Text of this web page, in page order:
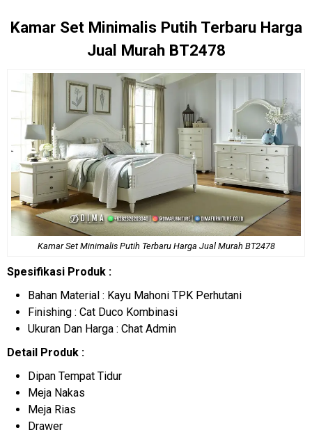
Kamar Set Minimalis Putih Terbaru Harga
Jual Murah BT2478
Kamar Set MinimalisPutih Terbaru Harga Jual Murah BT2478
Spesifikasi Produk :
Bahan Material : Kayu Mahoni TPK Perhutani
Finishing : Cat Duco Kombinasi
Ukuran Dan Harga : Chat Admin
Detail Produk :
Dipan Tempat Tidur
Meja Nakas
Meja Rias
Drawer